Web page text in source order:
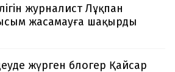
журналист Лұқпан
жасамауға шақырды
жүрген блогер Қайсар